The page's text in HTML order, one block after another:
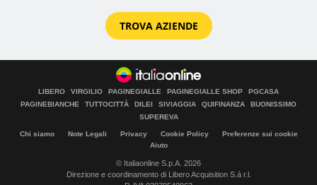
TROVA AZIENDE
LIBERO VIRGILIO PAGINEGIALLE PAGINEGIALLE SHOP
PGCASA
PAGINEBIANCHE
TUTTOCITTÀ DILEI SIVIAGGIA QUIFINANZA
BUONISSIMO
SUPEREVA
Chi siamo Note Legali Privacy Cookie Policy
Preferenze sui cookie
Aiuto
© Italiaonline S.p.A. 2026
Direzione e coordinamento di Libero Acquisition S.á r.l.